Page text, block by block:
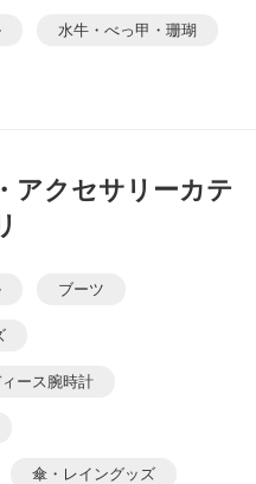
水牛・べっ甲・珊瑚
アクセサリーカテ
ブーツ
ース腕時計
傘・レイングッズ